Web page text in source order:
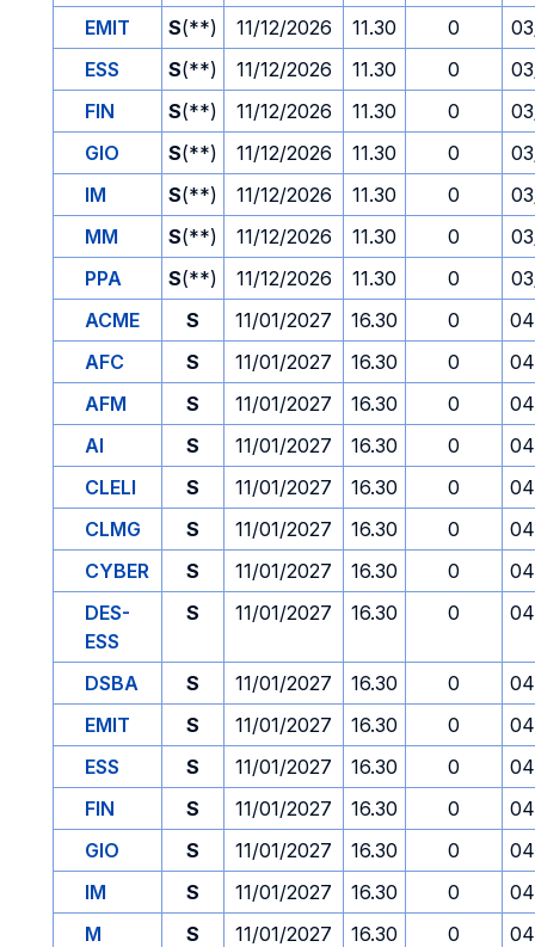
EMIT
S(**) 11/12/2026 11.30 0
ESS
S(**) 11/12/2026 11.30 0
FIN
S(**) 11/12/2026 11.30 0
GIO
S(**) 11/12/2026 11.30 0
IM
S(**) 11/12/2026 11.30 0
MM
S(**) 11/12/2026 11.30 0
PPA
S(**) 11/12/2026 11.30 0
ACME
S 11/01/2027 16.30 0
AFC
S 11/01/2027 16.30 0
AFM
S 11/01/2027 16.30 0
AI
S 11/01/2027 16.30 0
CLELI
S 11/01/2027 16.30 0
CLMG
S 11/01/2027 16.30 0
CYBER
S 11/01/2027 16.30 0
DES-
ESS
S 11/01/2027 16.30 0
DSBA S 11/01/2027 16.30 0
EMIT
S 11/01/2027 16.30 0
ESS
S 11/01/2027 16.30 0
FIN
S 11/01/2027 16.30 0
GIO
S 11/01/2027 16.30 0
IM
S 11/01/2027 16.30 0
M
S 11/01/2027 16.30 0